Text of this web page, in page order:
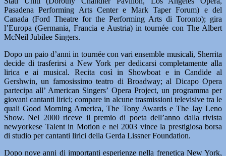
Pasadena Performing Arts Center e Mark Taper Forum) e del
Canada (Ford Theatre for the Performing Arts di Toronto); gira
l’Europa (Germania, Francia e Austria) in tournée con The Albert
McNeil Jubilee Singers.
Dopo un paio d’anni in tournée con vari ensemble musicali, Sherrita
decide di trasferirsi a New York per dedicarsi completamente alla
lirica e ai musical. Recita così in Showboat e in Candide al
Gershwin, un famosissimo teatro di Broadway; al Dicapo Opera
partecipa all’ American Singers’ Opera Project, un programma per
giovani cantanti lirici; compare in alcune trasmissioni televisive tra le
quali Good Morning America, The Tony Awards e The Jay Leno
Show. Nel 2000 riceve il premio di poeta dell’anno dalla rivista
newyorkese Talent in Motion e nel 2003 vince la prestigiosa borsa
di studio per cantanti lirici della Gerda Lissner Foundation.
Dopo nove anni di importanti esperienze nella frenetica New York,